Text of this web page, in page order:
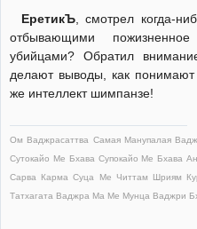
ЕретикЪ, смотрел когда-
отбывающими
убийцами? Обратил
делают выводы, как
же интеллект шимпанзе!
Ом Ваджрасаттва Самая Манупалая
Сутокайо Ме Бхава Супокайо Ме Бхава
Сарва Карма Суца Ме Читтам Шриям
Татхагата Ваджра Ма Ме Мунца Ваджри